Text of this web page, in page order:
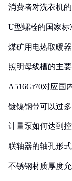
消费者对洗衣机
U型螺栓的国家标
煤矿用电热取暖
照明母线槽的主
A516Gr70对应国
镀镍钢带可以过
计量泵如何达到
联轴器的轴孔形
不锈钢材质厚度